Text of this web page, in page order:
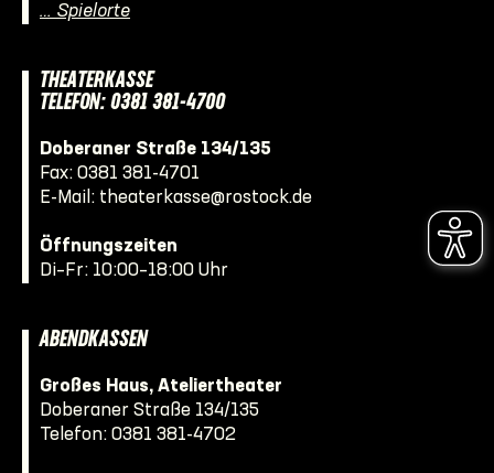
… Spielorte
THEATERKASSE
TELEFON: 0381 381-4700
Doberaner Straße 134/135
Fax: 0381 381-4701
E-Mail: theaterkasse@rostock.de
Öffnungszeiten
Di–Fr: 10:00–18:00 Uhr
ABENDKASSEN
Großes Haus, Ateliertheater
Doberaner Straße 134/135
Telefon: 0381 381-4702